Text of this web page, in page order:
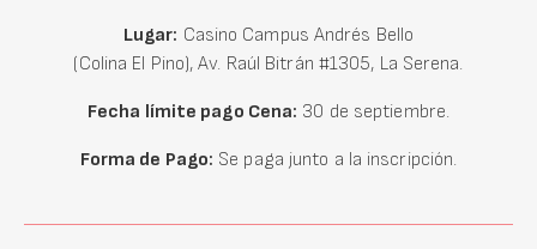
Lugar: Casino Campus Andrés Bello
(Colina El Pino), Av. Raúl Bitrán #1305, La Serena.
Fecha límite pago Cena: 30 de septiembre.
Forma de Pago: Se paga junto a la inscripción.